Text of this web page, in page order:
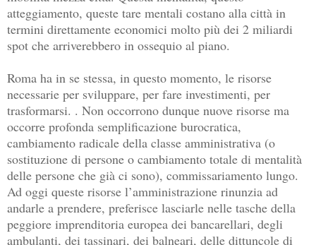
atteggiamento, queste tare mentali costano alla città in
termini direttamente economici molto più dei 2 miliardi
spot che arriverebbero in ossequio al piano.
Roma ha in se stessa, in questo momento, le risorse
necessarie per sviluppare, per fare investimenti, per
trasformarsi. . Non occorrono dunque nuove risorse ma
occorre profonda semplificazione burocratica,
cambiamento radicale della classe amministrativa (o
sostituzione di persone o cambiamento totale di mentalità
delle persone che già ci sono), commissariamento lungo.
Ad oggi queste risorse l’amministrazione rinunzia ad
andarle a prendere, preferisce lasciarle nelle tasche della
peggiore imprenditoria europea dei bancarellari, degli
ambulanti, dei tassinari, dei balneari, delle dittuncole di